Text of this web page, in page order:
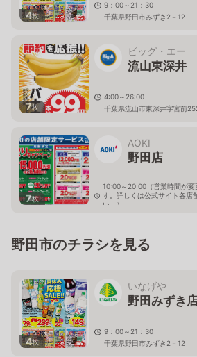
4枚
9：00～21：30
千葉県野田市みずき2－12
7枚
ビッグ・エー
流山東深井
4:00～26:00
千葉県流山市東深井字宮前
7枚
AOKI
野田店
10:00～20:00（営業時間が変
す。詳しくは公式サイト各店
い。）
野田市のチラシを見る
4枚
いなげや
野田みずき
9：00～21：30
千葉県野田市みずき2－12